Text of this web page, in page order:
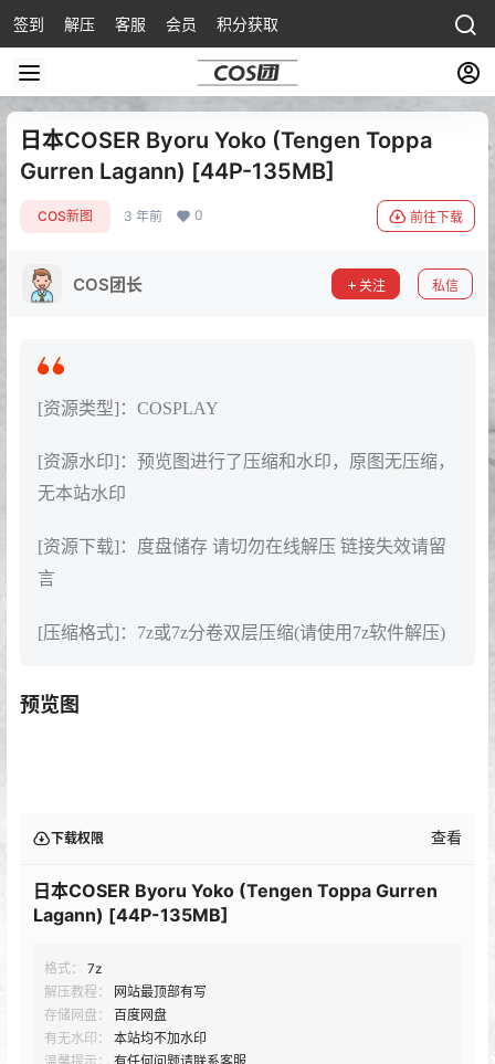
签到 解压 客服 会员 积分获取
日本COSER Byoru Yoko (Tengen Toppa
Gurren Lagann) [44P-135MB]
COS新图 3 年前 0 前往下载
COS团长 关注 私信
[资源类型]：COSPLAY
[资源水印]：预览图进行了压缩和水印，原图无压缩，
无本站水印
[资源下载]：度盘储存 请切勿在线解压 链接失效请留
言
[压缩格式]：7z或7z分卷双层压缩(请使用7z软件解压)
预览图
下载权限 查看
日本COSER Byoru Yoko (Tengen Toppa Gurren
Lagann) [44P-135MB]
格式：
7z
解压教程：
网站最顶部有写
存储网盘：
百度网盘
有无水印：
本站均不加水印